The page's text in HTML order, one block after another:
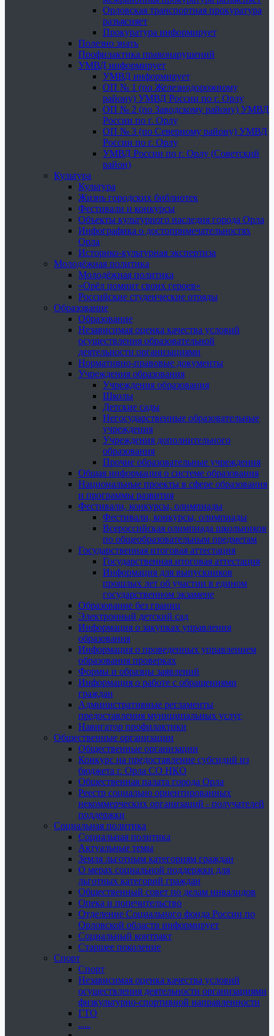
Орловская транспортная прокуратура
разъясняет
Прокуратура информирует
Полезно знать
Профилактика правонарушений
УМВД информирует
УМВД информирует
ОП № 1 (по Железнодорожному
району) УМВД России по г. Орлу
ОП № 2 (по Заводскому району) УМВД
России по г. Орлу
ОП № 3 (по Северному району) УМВД
России по г. Орлу
УМВД России по г. Орлу (Советский
район)
Культура
Культура
Жизнь городских библиотек
Фестивали и конкурсы
Объекты культурного наследия города Орла
Инфографика о достопримечательностях
Орла
Историко-культурная экспертиза
Молодёжная политика
Молодёжная политика
«Орёл помнит своих героев»
Российские студенческие отряды
Образование
Образование
Независимая оценка качества условий
осуществления образовательной
деятельности организациями
Нормативно-правовые документы
Учреждения образования
Учреждения образования
Школы
Детские сады
Негосударственные образовательные
учреждения
Учреждения дополнительного
образования
Прочие образовательные учреждения
Общая информация о системе образования
Национальные проекты в сфере образования
и программы развития
Фестивали, конкурсы, олимпиады
Фестивали, конкурсы, олимпиады
Всероссийская олимпиада школьников
по общеобразовательным предметам
Государственная итоговая аттестация
Государственная итоговая аттестация
Информация для выпускников
прошлых лет об участии в едином
государственном экзамене
Образование без границ
Электронный детский сад
Информация о закупках управления
образования
Информация о проведенных управлением
образования проверках
Формы и образцы заявлений
Информация о работе с обращениями
граждан
Административные регламенты
предоставления муниципальных услуг
Навигатор профилактики
Общественные организации
Общественные организации
Конкурс на предоставление субсидий из
бюджета г. Орла СО НКО
Общественная палата города Орла
Реестр социально ориентированных
некоммерческих организаций - получателей
поддержки
Социальная политика
Социальная политика
Актуальные темы
Земля льготным категориям граждан
О мерах социальной поддержки для
льготных категорий граждан
Общественный совет по делам инвалидов
Опека и попечительство
Отделение Социального фонда России по
Орловской области информирует
Социальный контракт
Старшее поколение
Спорт
Спорт
Независимая оценка качества условий
осуществления деятельности организациями
физкультурно-спортивной направленности
ГТО
.....